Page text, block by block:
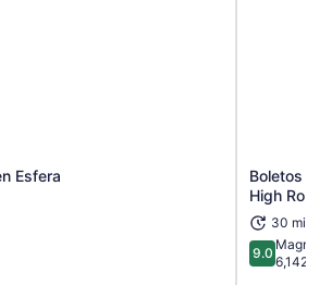
EsferaSe abrirá en una nueva pestaña
Boletos
High Roller
30 min
9.09.0 de 10
6,142